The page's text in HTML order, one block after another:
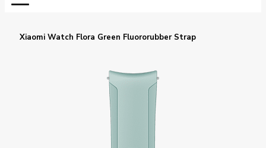
Xiaomi Watch Flora Green Fluororubber Strap